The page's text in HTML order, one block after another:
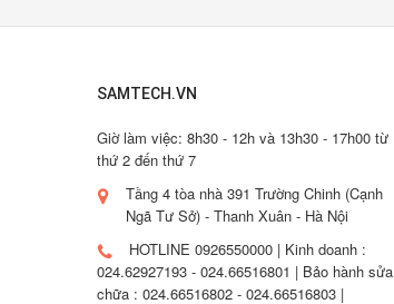
SAMTECH.VN
Giờ làm việc: 8h30 - 12h và 13h30 - 17h00 từ
thứ 2 đến thứ 7
Tầng 4 tòa nhà 391 Trường Chinh (Cạnh
Ngã Tư Sở) - Thanh Xuân - Hà Nội
HOTLINE 0926550000 | Kinh doanh :
024.62927193 - 024.66516801 | Bảo hành sửa
chữa : 024.66516802 - 024.66516803 |